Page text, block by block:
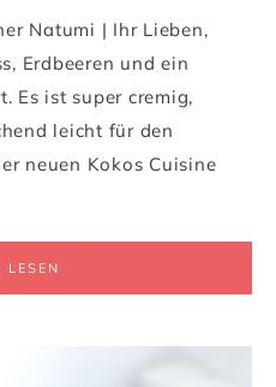
Natumi | Ihr Lieben,
Erdbeeren und ein
Es ist super cremig,
leicht für den
neuen Kokos Cuisine
LESEN